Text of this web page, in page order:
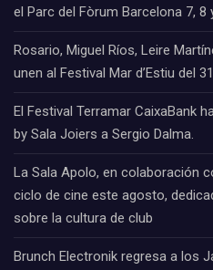
el Parc del Fòrum Barcelona 7,
Rosario, Miguel Ríos, Leire
unen al Festival Mar d’Estiu del
El Festival Terramar CaixaBank
by Sala Joiers a Sergio Dalma.
La Sala Apolo, en colaboración
ciclo de cine este agosto,
sobre la cultura de club
Brunch Electronik regresa a los